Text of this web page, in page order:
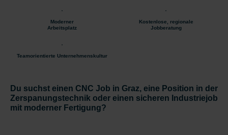
Moderner
Arbeitsplatz
Kostenlose, regionale
Jobberatung
Teamorientierte Unternehmenskultur
Du suchst einen CNC Job in Graz, eine Position in der
Zerspanungstechnik oder einen sicheren Industriejob
mit moderner Fertigung?